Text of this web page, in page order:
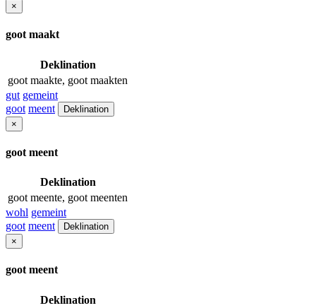
×
goot maakt
Deklination
goot maakte, goot maakten
gut gemeint
goot meent
Deklination
×
goot meent
Deklination
goot meente, goot meenten
wohl gemeint
goot meent
Deklination
×
goot meent
Deklination